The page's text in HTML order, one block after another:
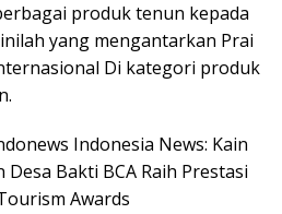
produk tenun kepada
yang mengantarkan Prai
Di kategori produk
Indonesia News: Kain
Bakti BCA Raih Prestasi
Awards